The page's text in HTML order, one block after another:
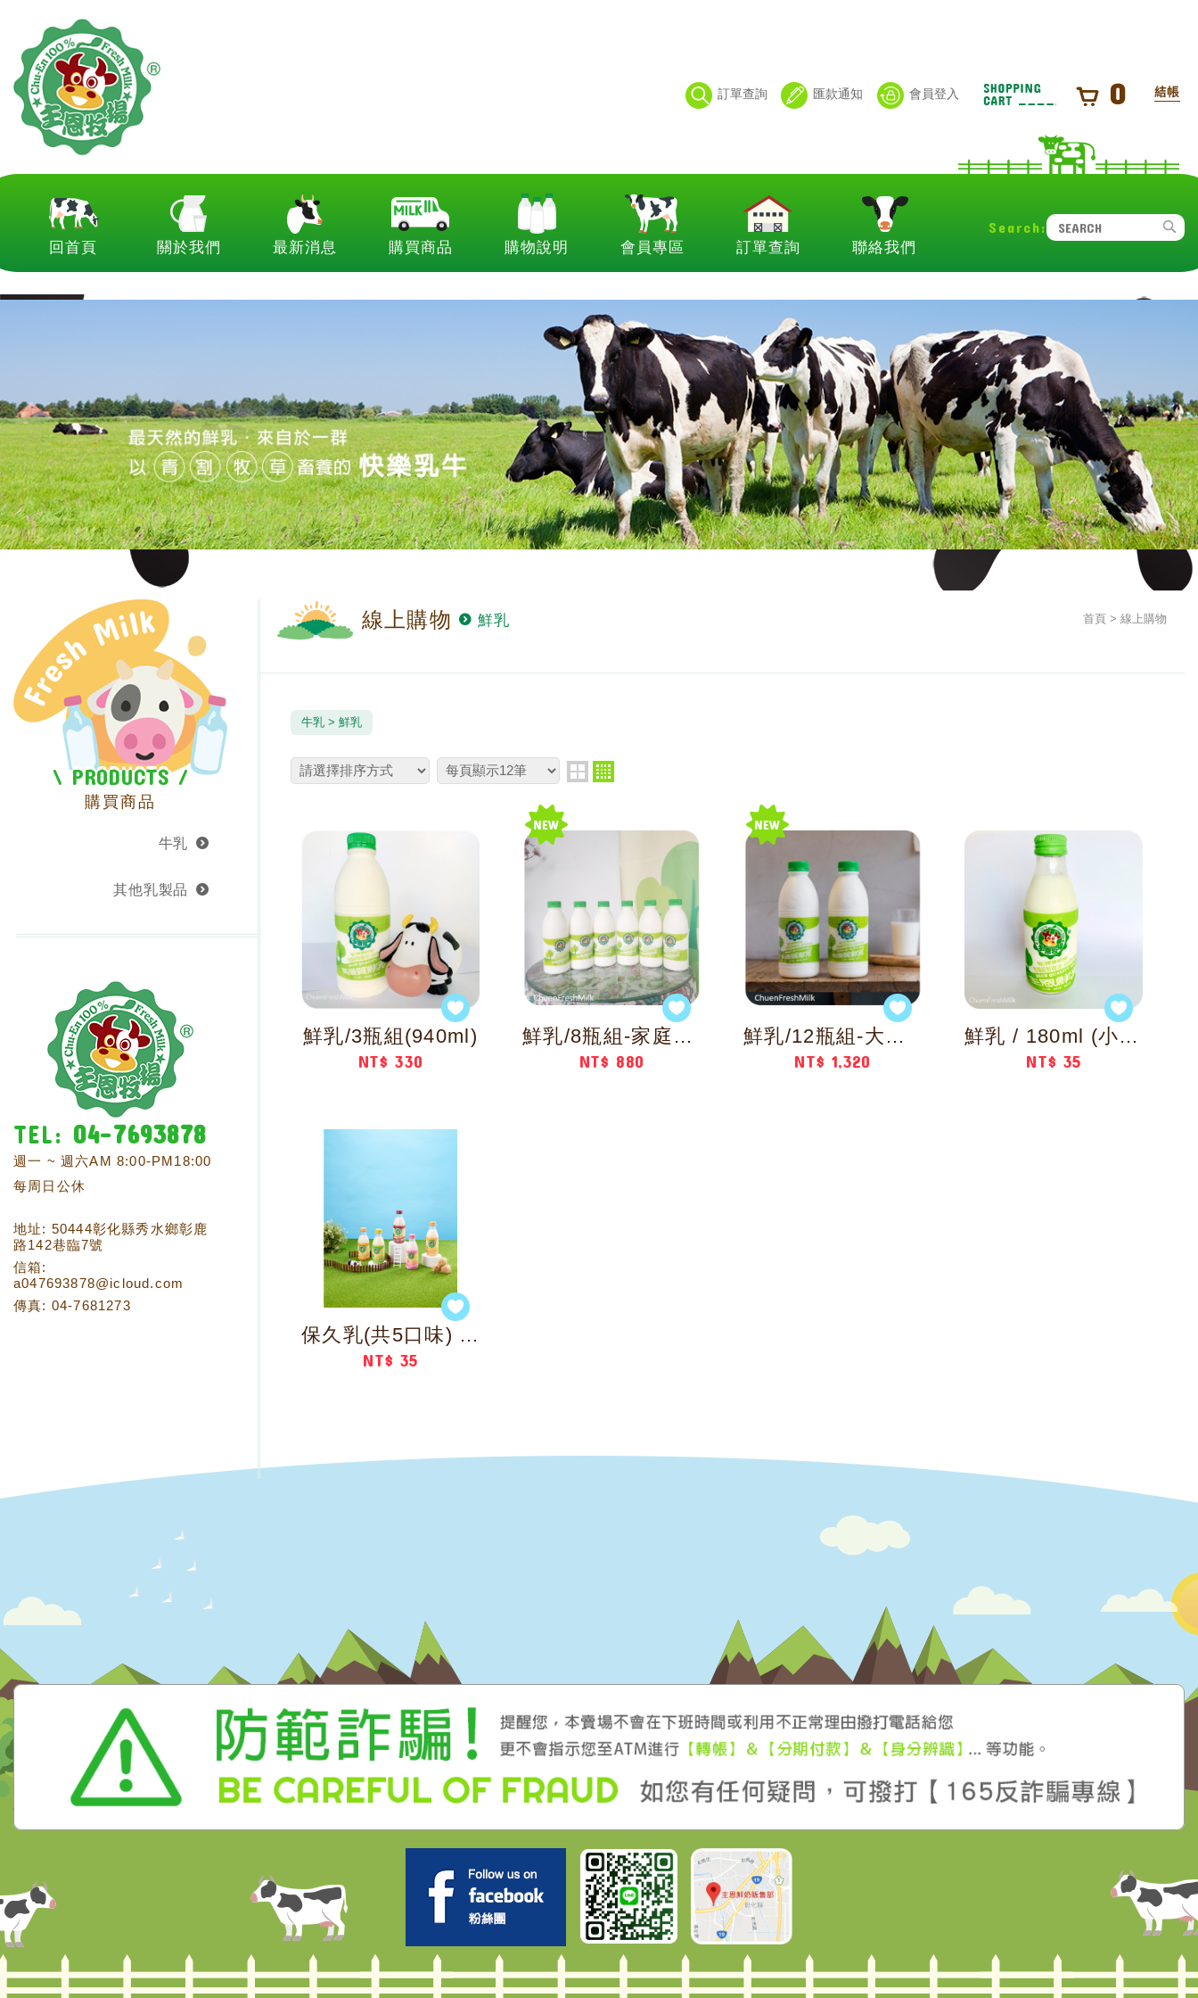
訂單查詢 匯款通知 會員登入 0
回首頁 關於我們 最新消息 購買商品 購物說明 會員專區 訂單查詢 聯絡我們
購買商品
\ PRODUCTS /
牛乳
其他乳製品
營業時間 opening hours
TEL: 04-7693878
週一 ~ 週六AM 8:00-PM18:00
每周日公休
地址: 50444彰化縣秀水鄉彰鹿
路142巷臨7號
信箱:
a047693878@icloud.com
傳真: 04-7681273
首頁 線上購物
線上購物 鮮乳
牛乳 鮮乳
鮮乳/3瓶組(940ml)
NT$ 330
鮮乳/8瓶組-家庭或團購
NT$ 880
鮮乳/12瓶組-大需求獨享組
NT$ 1,320
鮮乳 / 180ml (小瓶)
NT$ 35
保久乳(共5口味) / 180ml
NT$ 35